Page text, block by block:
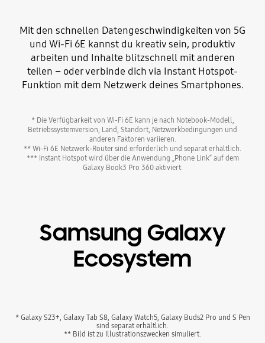
Mit den schnellen Datengeschwindigkeiten von 5G
und Wi-Fi 6E kannst du kreativ sein, produktiv
arbeiten und Inhalte blitzschnell mit anderen
teilen – oder verbinde dich via Instant Hotspot-
Funktion mit dem Netzwerk deines Smartphones.
* Die Verfügbarkeit von Wi-Fi 6E kann je nach Notebook-Modell,
Betriebssystemversion, Land, Standort, Netzwerkbedingungen und
anderen Faktoren variieren.
** Wi-Fi 6E Netzwerk-Router sind erforderlich und separat erhältlich.
*** Instant Hotspot wird über die Anwendung „Phone Link“ auf dem
Galaxy Book3 Pro 360 aktiviert.
Samsung Galaxy
Ecosystem
* Galaxy S23+, Galaxy Tab S8, Galaxy Watch5, Galaxy Buds2 Pro und S Pen
sind separat erhältlich.
** Bild ist zu Illustrationszwecken simuliert.